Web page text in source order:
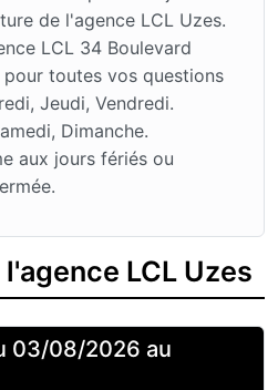
de l'agence LCL Uzes.
LCL 34 Boulevard
toutes vos questions
Jeudi, Vendredi.
Dimanche.
aux jours fériés ou
LCL Uzes
03/08/2026 au